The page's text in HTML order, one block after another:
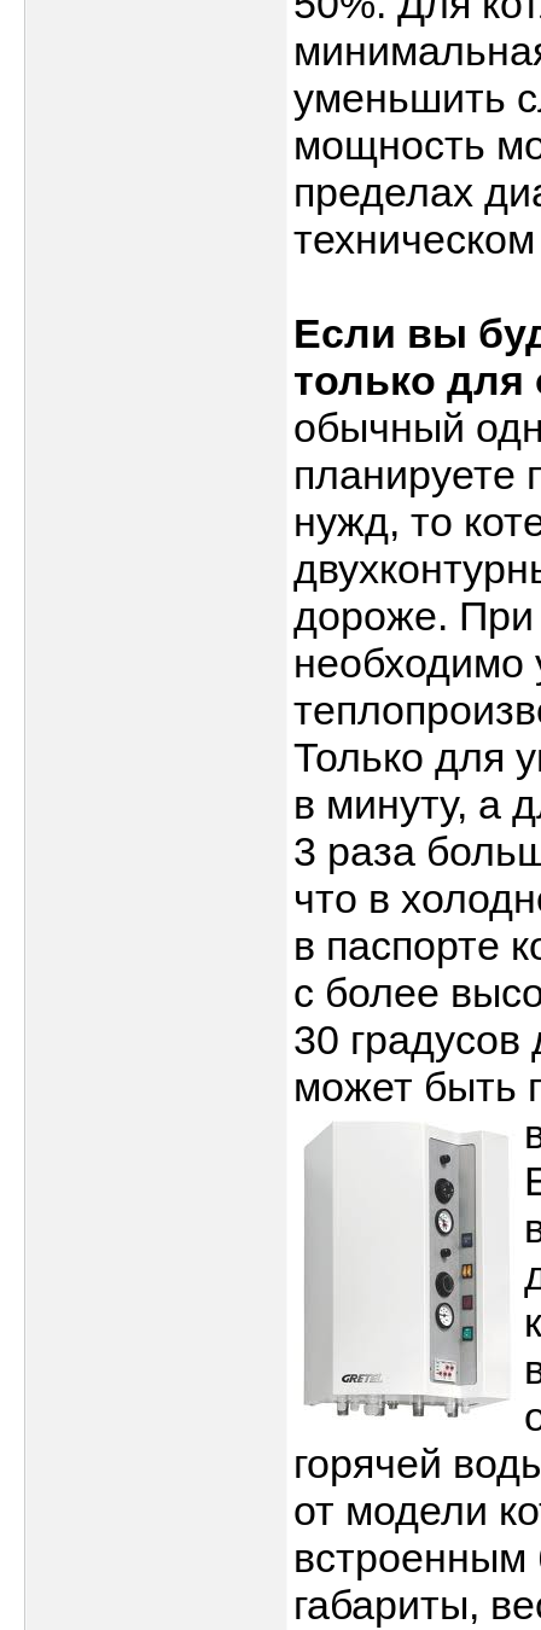
уменьшить
мощность
пределах
Если вы
только для
обычный
планируете
нужд, то
дороже. При
необходимо
Только для
в минуту, а
3 раза
что в
в паспорте
с более
30 градусов
может быть
горячей
от модели
габариты,